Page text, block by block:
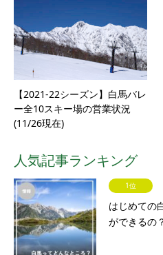
【2021-22シーズン】白馬バレ
ー全10スキー場の営業状況
(11/26現在)
人気記事ランキング
1位
はじめての
ができるの